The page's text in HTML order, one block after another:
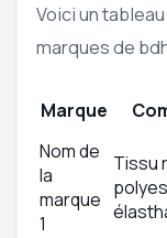
Voici un
marques de
Marque
Nom de
la
marque
1
Tissu